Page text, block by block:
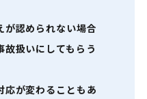
が認められない場合
扱いにしてもらう
応が変わることもあ